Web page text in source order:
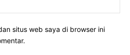
situs web saya di browser ini